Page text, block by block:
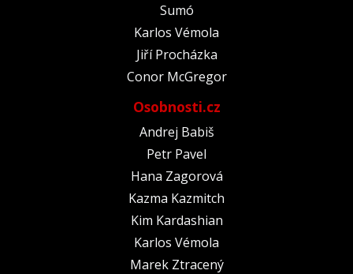
Sumó
Karlos Vémola
Jiří Procházka
Conor McGregor
Osobnosti.cz
Andrej Babiš
Petr Pavel
Hana Zagorová
Kazma Kazmitch
Kim Kardashian
Karlos Vémola
Marek Ztracený